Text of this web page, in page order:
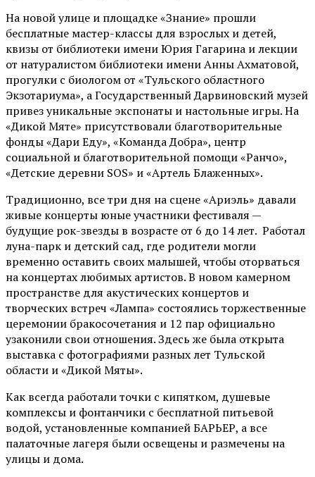
На новой улице и площадке «Знание» прошли
бесплатные мастер-классы для взрослых и детей,
квизы от библиотеки имени Юрия Гагарина и лекции
от натуралистом библиотеки имени Анны Ахматовой,
прогулки с биологом от «Тульского областного
Экзотариума», а Государственный Дарвиновский музей
привез уникальные экспонаты и настольные игры. На
«Дикой Мяте» присутствовали благотворительные
фонды «Дари Еду», «Команда Добра», центр
социальной и благотворительной помощи «Ранчо»,
«Детские деревни SOS» и «Артель Блаженных».
Традиционно, все три дня на сцене«Ариэль» давали
живые концерты юные участники фестиваля —
будущие рок-звезды в возрасте от 6 до 14 лет. Работал
луна-парк и детский сад, где родители могли
временно оставить своих малышей, чтобы оторваться
на концертах любимых артистов. В новом камерном
пространстве для акустических концертов и
творческих встреч «Лампа» состоялись торжественные
церемонии бракосочетания и 12 пар официально
узаконили свои отношения. Здесь же была открыта
выставка с фотографиями разных лет Тульской
области и «Дикой Мяты».
Как всегда работали точки с кипятком, душевые
комплексы и фонтанчики с бесплатной питьевой
водой, установленные компанией БАРЬЕР, а все
палаточные лагеря были освещены и размечены на
улицы и дома.